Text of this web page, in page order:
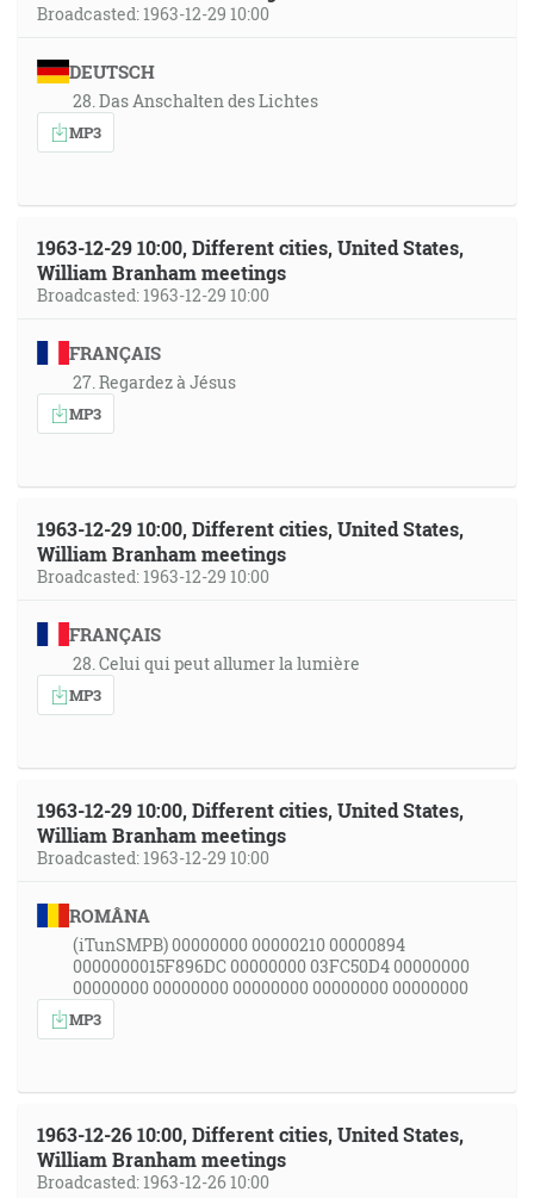
Broadcasted: 1963-12-29 10:00
DEUTSCH
28. Das Anschalten des Lichtes
MP3
1963-12-29 10:00, Different cities, United States,
William Branham meetings
Broadcasted: 1963-12-29 10:00
FRANÇAIS
27. Regardez à Jésus
MP3
1963-12-29 10:00, Different cities, United States,
William Branham meetings
Broadcasted: 1963-12-29 10:00
FRANÇAIS
28. Celui qui peut allumer la lumière
MP3
1963-12-29 10:00, Different cities, United States,
William Branham meetings
Broadcasted: 1963-12-29 10:00
ROMÂNA
(iTunSMPB) 00000000 00000210 00000894
0000000015F896DC 00000000 03FC50D4 00000000
00000000 00000000 00000000 00000000 00000000
MP3
1963-12-26 10:00, Different cities, United States,
William Branham meetings
Broadcasted: 1963-12-26 10:00